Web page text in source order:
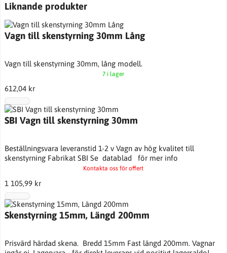
Liknande produkter
Vagn till skenstyrning 30mm Lång
Vagn till skenstyrning 30mm, lång modell.
7 i lager
612,04 kr
SBI Vagn till skenstyrning 30mm
Beställningsvara leveranstid 1-2 v Vagn av hög kvalitet till
skenstyrning Fabrikat SBI Se datablad för mer info
Kontakta oss för offert
1 105,99 kr
Skenstyrning 15mm, Längd 200mm
Prisvärd härdad skena. Bredd 15mm Fast längd 200mm. Vagnar